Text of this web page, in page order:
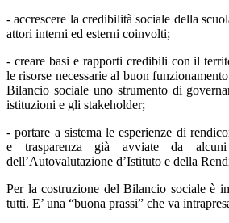
- accrescere la credibilità sociale della
attori interni ed esterni coinvolti;
- creare basi e rapporti credibili con il
le risorse necessarie al buon
Bilancio sociale uno strumento di
istituzioni e gli stakeholder;
- portare a sistema le esperienze di
e trasparenza già avviate da
dell’Autovalutazione d’Istituto e della
Per la costruzione del Bilancio sociale è
tutti. E’ una “buona prassi” che va